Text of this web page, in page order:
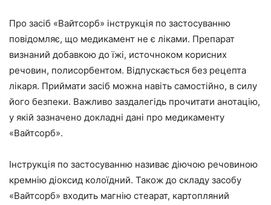
Про засіб «Вайтсорб» інструкція по застосуванню
повідомляє, що медикамент не є ліками. Препарат
визнаний добавкою до їжі, источноком корисних
речовин, полисорбентом. Відпускається без рецепта
лікаря. Приймати засіб можна навіть самостійно, в силу
його безпеки. Важливо заздалегідь прочитати анотацію,
у якій зазначено докладні дані про медикаменту
«Вайтсорб».
Інструкція по застосуванню називає діючою речовиною
кремнію діоксид колоїдний. Також до складу засобу
«Вайтсорб» входить магнію стеарат, картопляний